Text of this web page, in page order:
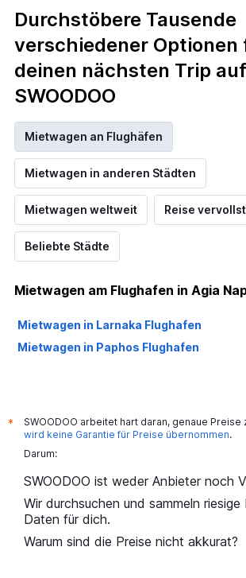
Durchstöbere Tausende
verschiedener Optionen
deinen nächsten Trip auf
SWOODOO
Mietwagen an Flughäfen
Mietwagen in anderen Städten
Mietwagen weltweit Reise
Beliebte Städte
Mietwagen am Flughafen in Agia
Mietwagen in Larnaka Flughafen
Mietwagen in Paphos Flughafen
*
SWOODOO arbeitet hart daran, genaue Preise
wird keine Garantie für Preise übernommen.
Darum:
SWOODOO ist weder Anbieter noch
Wir durchsuchen und sammeln riesige
Daten für dich.
Warum sind die Preise nicht akkurat?